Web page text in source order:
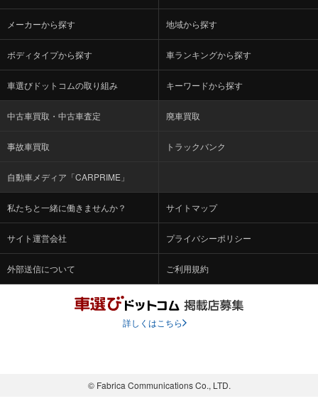
メーカーから探す 地域から探す
ボディタイプから探す 車ランキングから探す
車選びドットコムの取り組み キーワードから探す
中古車買取・中古車査定 廃車買取
事故車買取 トラックバンク
自動車メディア「CARPRIME」
私たちと一緒に働きませんか？ サイトマップ
サイト運営会社 プライバシーポリシー
外部送信について ご利用規約
詳しくはこちら
© Fabrica Communications Co., LTD.